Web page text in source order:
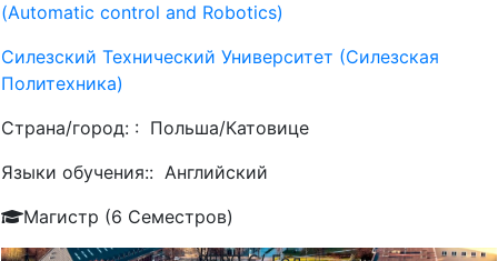
(Automatic control and Robotics)
Силезский Технический Университет (Силезская
Политехника)
Страна/город: : Польша/Катовице
Языки обучения:: Английский
Магистр (6 Семестров)